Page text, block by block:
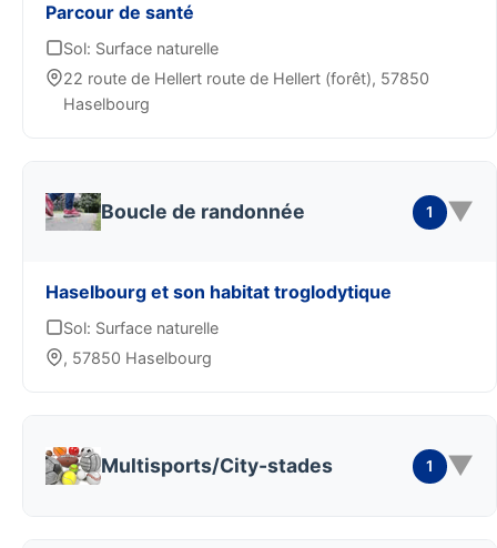
Parcour de santé
Sol: Surface naturelle
22 route de Hellert route de Hellert (forêt), 57850
Haselbourg
Boucle de randonnée 1 ▼
Haselbourg et son habitat troglodytique
Sol: Surface naturelle
, 57850 Haselbourg
Multisports/City-stades 1 ▼